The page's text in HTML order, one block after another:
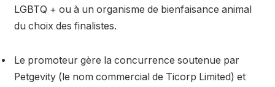
LGBTQ + ou à un organisme de bienfaisance animal
du choix des finalistes.
Le promoteur gère la concurrence soutenue par
Petgevity (le nom commercial de Ticorp Limited) et